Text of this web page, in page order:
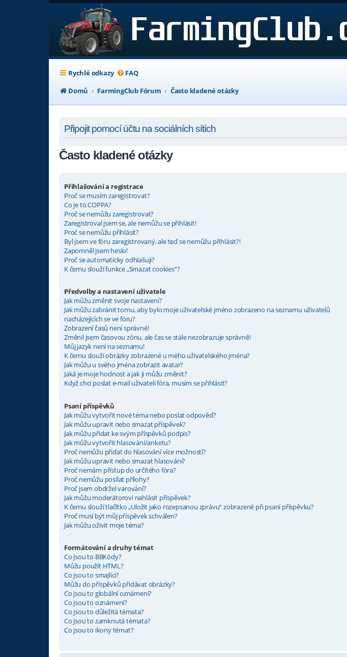
Rychlé odkazy FAQ
Domů
FarmingClub Fórum Často kladené otázky
Připojit pomocí účtu na sociálních sítích
Často kladené otázky
Přihlašování a registrace
Proč se musím zaregistrovat?
Co je to COPPA?
Proč se nemůžu zaregistrovat?
Zaregistroval jsem se, ale nemůžu se přihlásit!
Proč se nemůžu přihlásit?
Byl jsem ve fóru zaregistrovaný, ale teď se nemůžu přihlásit?!
Zapomněl jsem heslo!
Proč se automaticky odhlašuji?
K čemu slouží funkce „Smazat cookies“?
Předvolby a nastavení uživatele
Jak můžu změnit svoje nastavení?
Jak můžu zabránit tomu, aby bylo moje uživatelské jméno zobrazeno na seznamu uživatelů
nacházejících se ve fóru?
Zobrazení časů není správné!
Změnil jsem časovou zónu, ale čas se stále nezobrazuje správně!
Můj jazyk není na seznamu!
K čemu slouží obrázky zobrazené u mého uživatelského jména?
Jak můžu u svého jména zobrazit avatar?
Jaká je moje hodnost a jak ji můžu změnit?
Když chci poslat e-mail uživateli fóra, musím se přihlásit?
Psaní příspěvků
Jak můžu vytvořit nové téma nebo poslat odpověď?
Jak můžu upravit nebo smazat příspěvek?
Jak můžu přidat ke svým příspěvků podpis?
Jak můžu vytvořit hlasování/anketu?
Proč nemůžu přidat do hlasování více možností?
Jak můžu upravit nebo smazat hlasování?
Proč nemám přístup do určitého fóra?
Proč nemůžu posílat přílohy?
Proč jsem obdržel varování?
Jak můžu moderátorovi nahlásit příspěvek?
K čemu slouží tlačítko „Uložit jako rozepsanou zprávu“ zobrazené při psaní příspěvku?
Proč musí být můj příspěvek schválen?
Jak můžu oživit moje téma?
Formátování a druhy témat
Co jsou to BBKódy?
Můžu použít HTML?
Co jsou to smajlíci?
Můžu do příspěvků přidávat obrázky?
Co jsou to globální oznámení?
Co jsou to oznámení?
Co jsou to důležitá témata?
Co jsou to zamknutá témata?
Co jsou to ikony témat?